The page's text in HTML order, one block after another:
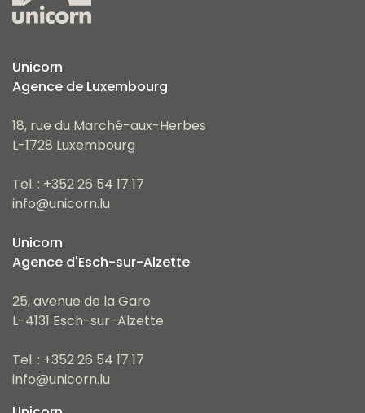
Unicorn
Agence de Luxembourg
18, rue du Marché-aux-Herbes
L-1728 Luxembourg
Tel. : +352 26 54 17 17
info@unicorn.lu
Unicorn
Agence d'Esch-sur-Alzette
25, avenue de la Gare
L-4131 Esch-sur-Alzette
Tel. : +352 26 54 17 17
info@unicorn.lu